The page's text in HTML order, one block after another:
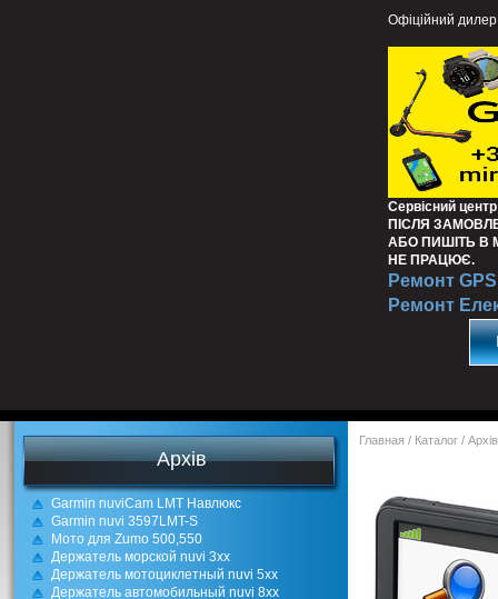
Офіційний дилер
Сервісний
ПІСЛЯ
АБО ПИШІТЬ В
НЕ ПРАЦЮЄ.
Ремонт GPS
Ремонт
Архів
Garmin nuviCam LMT Навлюкс
Garmin nuvi 3597LMT-S
Мото для Zumo 500,550
Держатель морской nuvi 3xx
Держатель мотоциклетный nuvi 5xx
Держатель автомобильный nuvi 8xx
Главная / Каталог / Архів